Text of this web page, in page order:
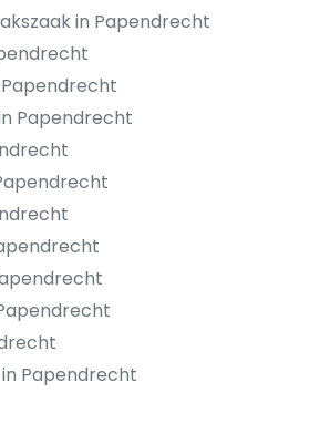
in Papendrecht
Papendrecht
Papendrecht